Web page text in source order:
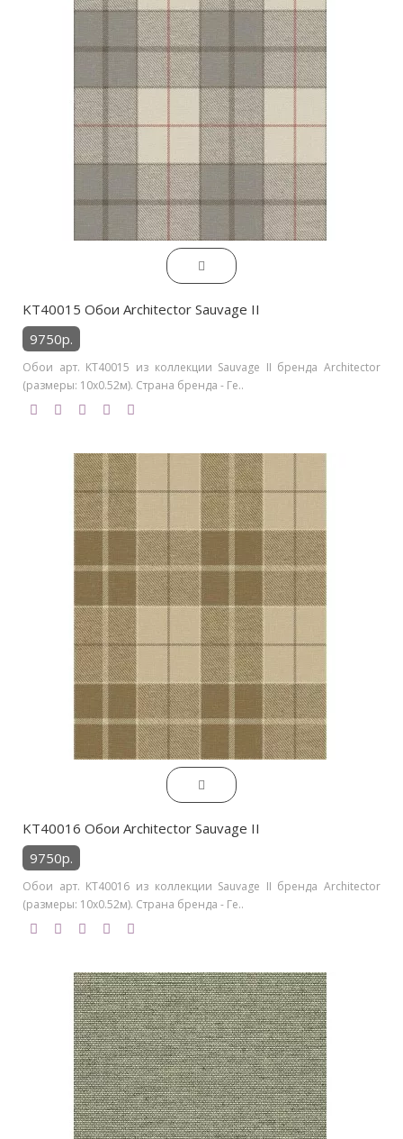
KT40015 Обои Architector Sauvage II
9750р.
Обои арт. KT40015 из коллекции Sauvage II бренда Architector
(размеры: 10х0.52м). Страна бренда - Ге..
KT40016 Обои Architector Sauvage II
9750р.
Обои арт. KT40016 из коллекции Sauvage II бренда Architector
(размеры: 10х0.52м). Страна бренда - Ге..